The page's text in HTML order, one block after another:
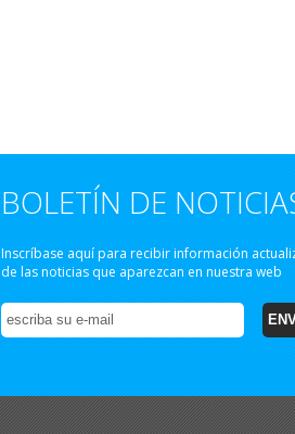
BOLETÍN DE
Inscríbase aquí para recibir información
de las noticias que aparezcan en nuestra web